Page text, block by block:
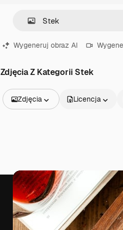
Wygeneruj obraz AI
Zdjęcia Z Kategorii Stek
Zdjęcia
Filmy
Klipy wideo
Ruchome grafiki
Szablony wideo
Ikony
Modele 3D
Czcionki
Licencja